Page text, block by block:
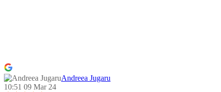
Andreea Jugaru
10:51 09 Mar 24